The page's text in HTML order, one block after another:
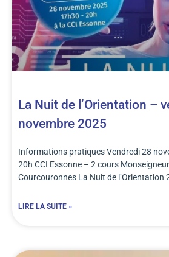
La Nuit de l’Orientation –
novembre 2025
Informations pratiques Vendredi 28
20h CCI Essonne – 2 cours
Courcouronnes La Nuit de l’Orientation
LIRE LA SUITE »